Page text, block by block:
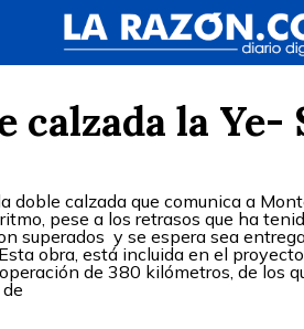
calzada la Ye-
doble calzada que comunica a
pese a los retrasos que ha
superados y se espera sea
obra, está incluida en el
de 380 kilómetros, de los